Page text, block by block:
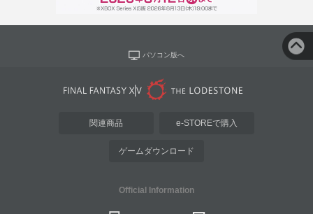
パソコン版へ
関連商品 e-STOREで購入
ゲームダウンロード
Official Information